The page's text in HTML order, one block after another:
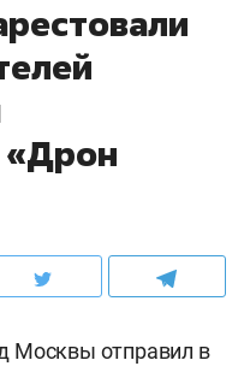
«Дрон
Москвы отправил в